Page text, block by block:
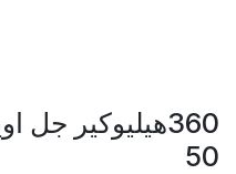
360هيليوكير
50